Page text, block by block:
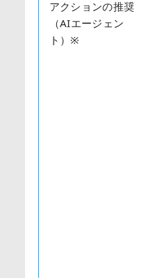
アクションの推奨
（AIエージェン
ト）※